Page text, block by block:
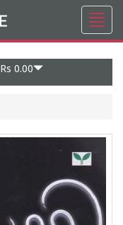
Rs 0.00